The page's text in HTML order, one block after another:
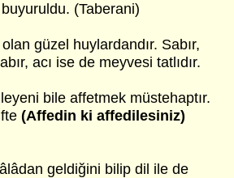
buyuruldu. (Taberani)
güzel huylardandır. Sabır,
acı ise de meyvesi tatlıdır.
bile affetmek müstehaptır.
(Affedin ki affedilesiniz)
geldiğini bilip dil ile de